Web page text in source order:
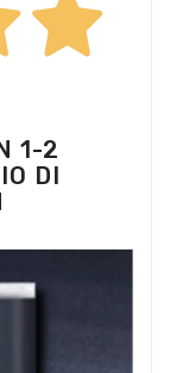
1-2
DI